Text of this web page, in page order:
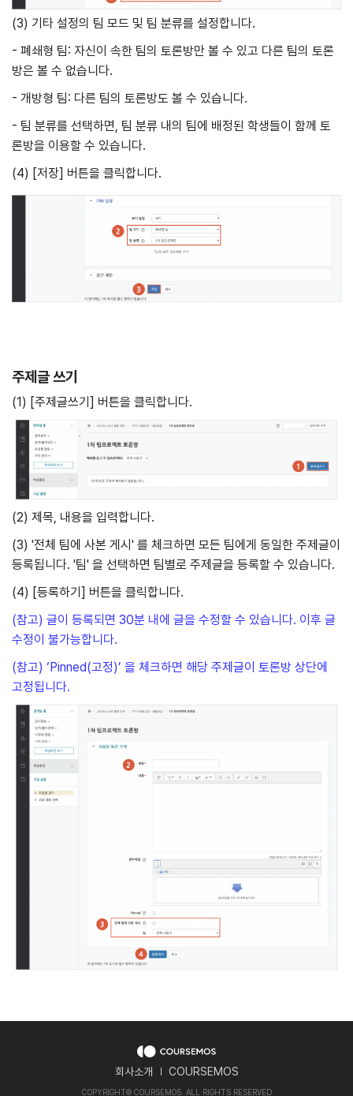
(3) 기타 설정의 팀 모드 및 팀 분류를 설정합니다.
- 폐쇄형 팀: 자신이 속한 팀의 토론방만 볼 수 있고 다른 팀의 토론
방은 볼 수 없습니다.
- 개방형 팀: 다른 팀의 토론방도 볼 수 있습니다.
- 팀 분류를 선택하면, 팀 분류 내의 팀에 배정된 학생들이 함께 토
론방을 이용할 수 있습니다.
(4) [저장] 버튼을 클릭합니다.
주제글 쓰기
(1) [주제글쓰기] 버튼을 클릭합니다.
(2) 제목, 내용을 입력합니다.
(3) '전체 팀에 사본 게시' 를 체크하면 모든 팀에게 동일한 주제글이
등록됩니다. '팀' 을 선택하면 팀별로 주제글을 등록할 수 있습니다.
(4) [등록하기] 버튼을 클릭합니다.
(참고) 글이 등록되면 30분 내에 글을 수정할 수 있습니다. 이후 글
수정이 불가능합니다.
(참고) ‘Pinned(고정)’ 을 체크하면 해당 주제글이 토론방 상단에
고정됩니다.
회사소개 COURSEMOS
COPYRIGHT©COURSEMOS. ALL RIGHTS RESERVED